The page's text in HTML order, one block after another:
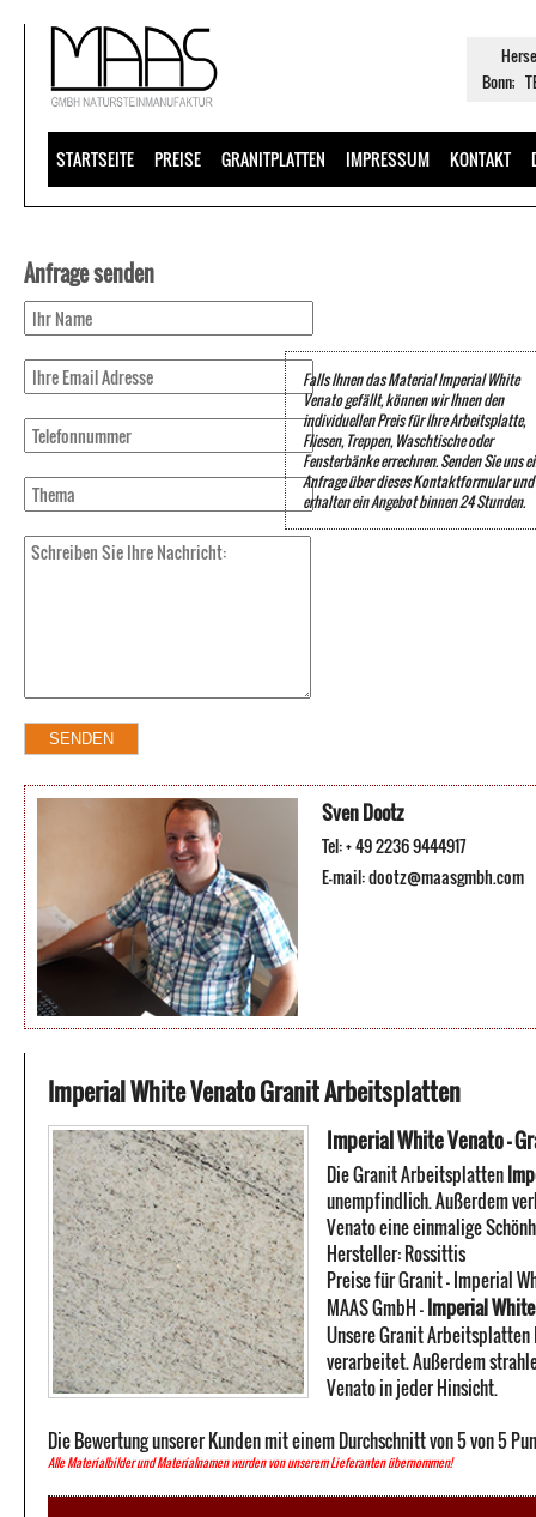
Bonn;
STARTSEITE PREISE GRANITPLATTEN IMPRESSUM KONTAKT
Anfrage senden
Falls Ihnen das Material Imperial White
Venato gefällt, können wir Ihnen den
individuellen Preis für Ihre Arbeitsplatte,
Fliesen, Treppen, Waschtische oder
Fensterbänke errechnen. Senden Sie uns
Anfrage über dieses Kontaktformular und
erhalten ein Angebot binnen 24 Stunden.
Sven Dootz
Tel: + 49 2236 9444917
E-mail:dootz@maasgmbh.com
Imperial White Venato Granit Arbeitsplatten
Imperial White Venato -
Die Granit Arbeitsplatten
unempfindlich. Außerdem
Venato eine einmalige
Hersteller:Rossittis
Preise für Granit -Imperial
MAAS GmbH-Imperial
Unsere Granit
verarbeitet. Außerdem
Venato in jeder Hinsicht.
Die Bewertung unserer Kunden mit einem Durchschnitt von5von5
Alle Materialbilder und Materialnamen wurden von unserem Lieferanten übernommen!